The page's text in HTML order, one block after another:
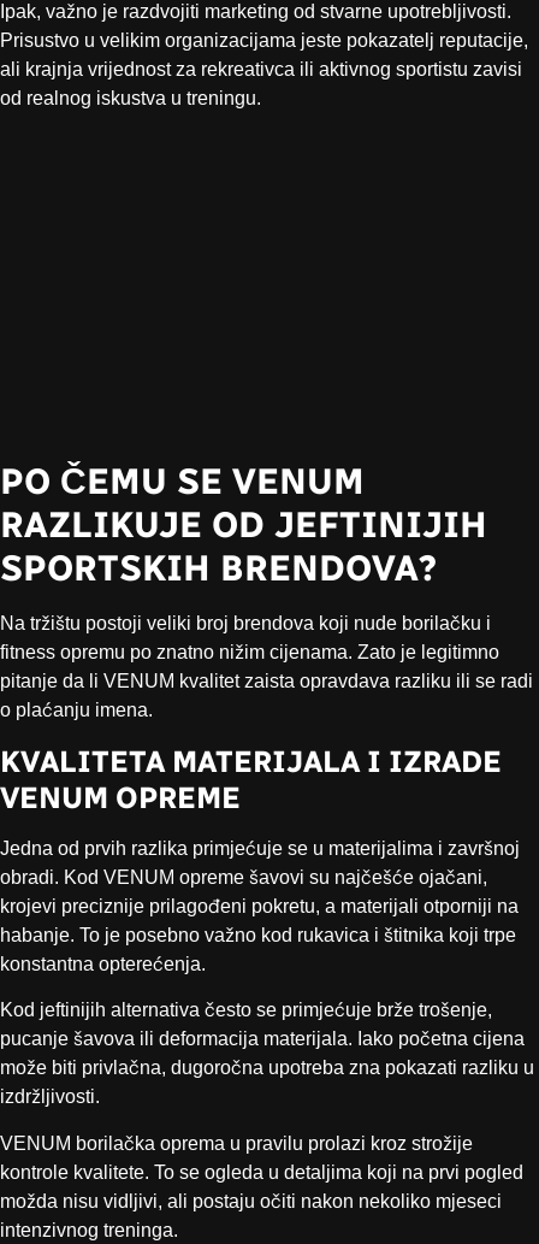
Ipak, važno je razdvojiti marketing od stvarne upotrebljivosti.
Prisustvo u velikim organizacijama jeste pokazatelj reputacije,
ali krajnja vrijednost za rekreativca ili aktivnog sportistu zavisi
od realnog iskustva u treningu.
PO ČEMU SE VENUM
RAZLIKUJE OD JEFTINIJIH
SPORTSKIH BRENDOVA?
Na tržištu postoji veliki broj brendova koji nude borilačku i
fitness opremu po znatno nižim cijenama. Zato je legitimno
pitanje da li VENUM kvalitet zaista opravdava razliku ili se radi
o plaćanju imena.
KVALITETA MATERIJALA I IZRADE
VENUM OPREME
Jedna od prvih razlika primjećuje se u materijalima i završnoj
obradi. Kod VENUM opreme šavovi su najčešće ojačani,
krojevi preciznije prilagođeni pokretu, a materijali otporniji na
habanje. To je posebno važno kod rukavica i štitnika koji trpe
konstantna opterećenja.
Kod jeftinijih alternativa često se primjećuje brže trošenje,
pucanje šavova ili deformacija materijala. Iako početna cijena
može biti privlačna, dugoročna upotreba zna pokazati razliku u
izdržljivosti.
VENUM borilačka oprema u pravilu prolazi kroz strožije
kontrole kvalitete. To se ogleda u detaljima koji na prvi pogled
možda nisu vidljivi, ali postaju očiti nakon nekoliko mjeseci
intenzivnog treninga.